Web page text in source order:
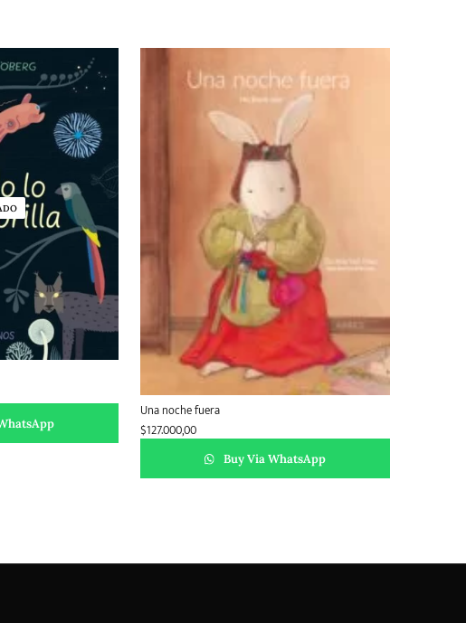
Una noche fuera
$127.000,00
Buy Via WhatsApp